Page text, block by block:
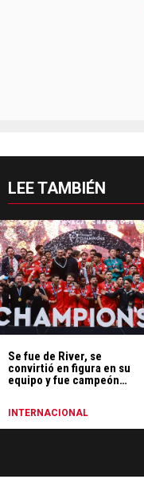
LEE TAMBIÉN
Se fue de River, se
convirtió en figura en su
equipo y fue campeón
INTERNACIONAL